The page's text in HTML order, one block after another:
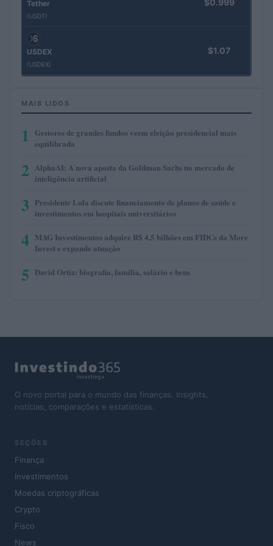
Tether
(USDT)
$0.999
USDEX
(USDEX)
$1.07
MAIS LIDOS
1
Gestores de grandes fundos veem eleição presidencial mais
equilibrada
2 AlphaAI: A nova aposta da Goldman Sachs no mercado de
inteligência artificial
3 Presidente Lula discute financiamento de planos de saúde e
investimentos em hospitais universitários
4 MAG Investimentos adquire R$ 4,5 bilhões em FIDCs da More
Invest e expande atuação
5 David Ortiz: biografia, família, salário e bens
O novo portal para o mundo das finanças. Insights,
notícias, comparações e estatísticas.
SEÇÕES
Finança
Investimentos
Moedas criptográficas
Crypto
Fisco
News